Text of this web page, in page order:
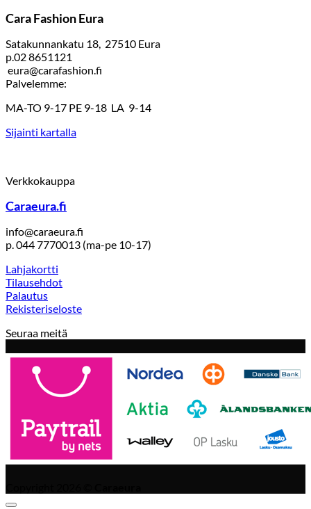
Cara Fashion Eura
Satakunnankatu 18, 27510 Eura
p.02 8651121
eura@carafashion.fi
Palvelemme:
MA-TO 9-17 PE 9-18 LA 9-14
Sijainti kartalla
Verkkokauppa
Caraeura.fi
info@caraeura.fi
p. 044 7770013 (ma-pe 10-17)
Lahjakortti
Tilausehdot
Palautus
Rekisteriseloste
Seuraa meitä